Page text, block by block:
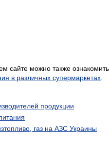
сайте можно также
в различных супермаркетах
продукции
газ на АЗС Украины